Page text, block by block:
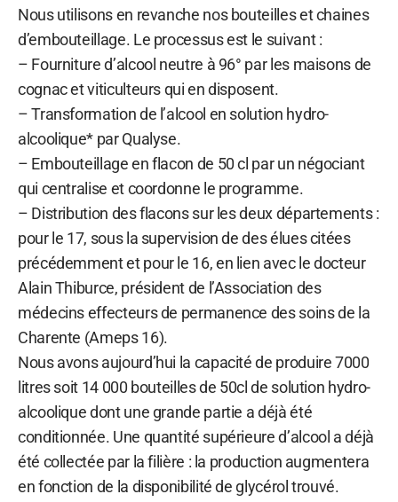
Nous utilisons en revanche nos bouteilles et chaines
d’embouteillage. Le processus est le suivant :
– Fourniture d’alcool neutre à 96° par les maisons de
cognac et viticulteurs qui en disposent.
– Transformation de l’alcool en solution hydro-
alcoolique* par Qualyse.
– Embouteillage en flacon de 50 cl par un négociant
qui centralise et coordonne le programme.
– Distribution des flacons sur les deux départements :
pour le 17, sous la supervision de des élues citées
précédemment et pour le 16, en lien avec le docteur
Alain Thiburce, président de l’Association des
médecins effecteurs de permanence des soins de la
Charente (Ameps 16).
Nous avons aujourd’hui la capacité de produire 7000
litres soit 14 000 bouteilles de 50cl de solution hydro-
alcoolique dont une grande partie a déjà été
conditionnée. Une quantité supérieure d’alcool a déjà
été collectée par la filière : la production augmentera
en fonction de la disponibilité de glycérol trouvé.